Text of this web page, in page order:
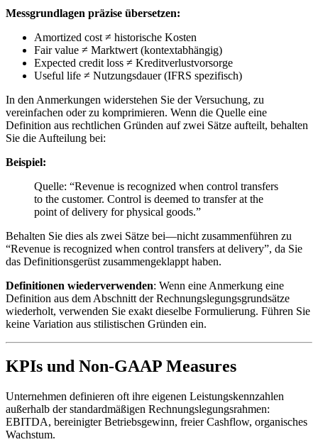
Messgrundlagen präzise übersetzen:
Amortized cost ≠ historische Kosten
Fair value ≠ Marktwert (kontextabhängig)
Expected credit loss ≠ Kreditverlustvorsorge
Useful life ≠ Nutzungsdauer (IFRS spezifisch)
In den Anmerkungen widerstehen Sie der Versuchung, zu
vereinfachen oder zu komprimieren. Wenn die Quelle eine
Definition aus rechtlichen Gründen auf zwei Sätze aufteilt, behalten
Sie die Aufteilung bei:
Beispiel:
Quelle: “Revenue is recognized when control transfers
to the customer. Control is deemed to transfer at the
point of delivery for physical goods.”
Behalten Sie dies als zwei Sätze bei—nicht zusammenführen zu
“Revenue is recognized when control transfers at delivery”, da Sie
das Definitionsgerüst zusammengeklappt haben.
Definitionen wiederverwenden: Wenn eine Anmerkung eine
Definition aus dem Abschnitt der Rechnungslegungsgrundsätze
wiederholt, verwenden Sie exakt dieselbe Formulierung. Führen Sie
keine Variation aus stilistischen Gründen ein.
KPIs und Non-GAAP Measures
Unternehmen definieren oft ihre eigenen Leistungskennzahlen
außerhalb der standardmäßigen Rechnungslegungsrahmen:
EBITDA, bereinigter Betriebsgewinn, freier Cashflow, organisches
Wachstum.